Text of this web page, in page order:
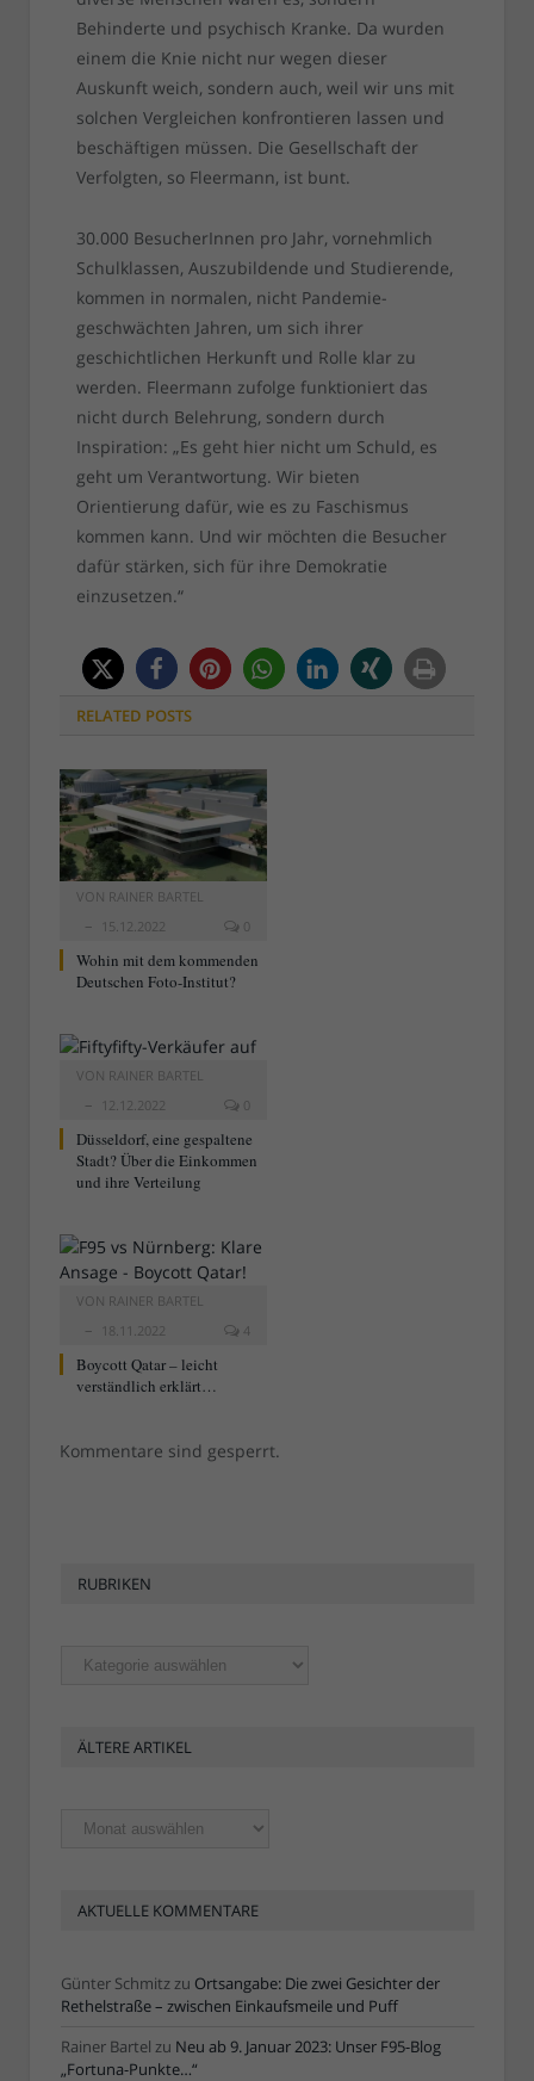
Behinderte und psychisch Kranke. Da wurden
einem die Knie nicht nur wegen dieser
Auskunft weich, sondern auch, weil wir uns mit
solchen Vergleichen konfrontieren lassen und
beschäftigen müssen. Die Gesellschaft der
Verfolgten, so Fleermann, ist bunt.
30.000 BesucherInnen pro Jahr, vornehmlich
Schulklassen, Auszubildende und Studierende,
kommen in normalen, nicht Pandemie-
geschwächten Jahren, um sich ihrer
geschichtlichen Herkunft und Rolle klar zu
werden. Fleermann zufolge funktioniert das
nicht durch Belehrung, sondern durch
Inspiration: „Es geht hier nicht um Schuld, es
geht um Verantwortung. Wir bieten
Orientierung dafür, wie es zu Faschismus
kommen kann. Und wir möchten die Besucher
dafür stärken, sich für ihre Demokratie
einzusetzen.“
RELATED POSTS
VON RAINER BARTEL
15.12.2022
0
Wohin mit dem kommenden
Deutschen Foto-Institut?
VON RAINER BARTEL
12.12.2022
0
Düsseldorf, eine gespaltene
Stadt? Über die Einkommen
und ihre Verteilung
VON RAINER BARTEL
18.11.2022
4
Boycott Qatar – leicht
verständlich erklärt…
Kommentare sind gesperrt.
RUBRIKEN
Rubriken
ÄLTERE ARTIKEL
Ältere
Artikel
AKTUELLE KOMMENTARE
Günter Schmitzzu Ortsangabe: Die zwei Gesichter der
Rethelstraße – zwischen Einkaufsmeile und Puff
Rainer Bartel zu Neu ab 9. Januar 2023: Unser F95-Blog
„Fortuna-Punkte…“